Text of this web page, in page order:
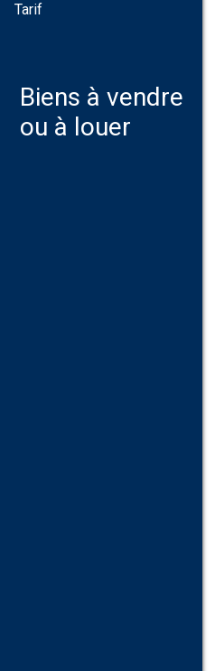
Tarif
Biens à vendre
ou à louer